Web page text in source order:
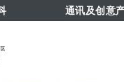
通讯及创意